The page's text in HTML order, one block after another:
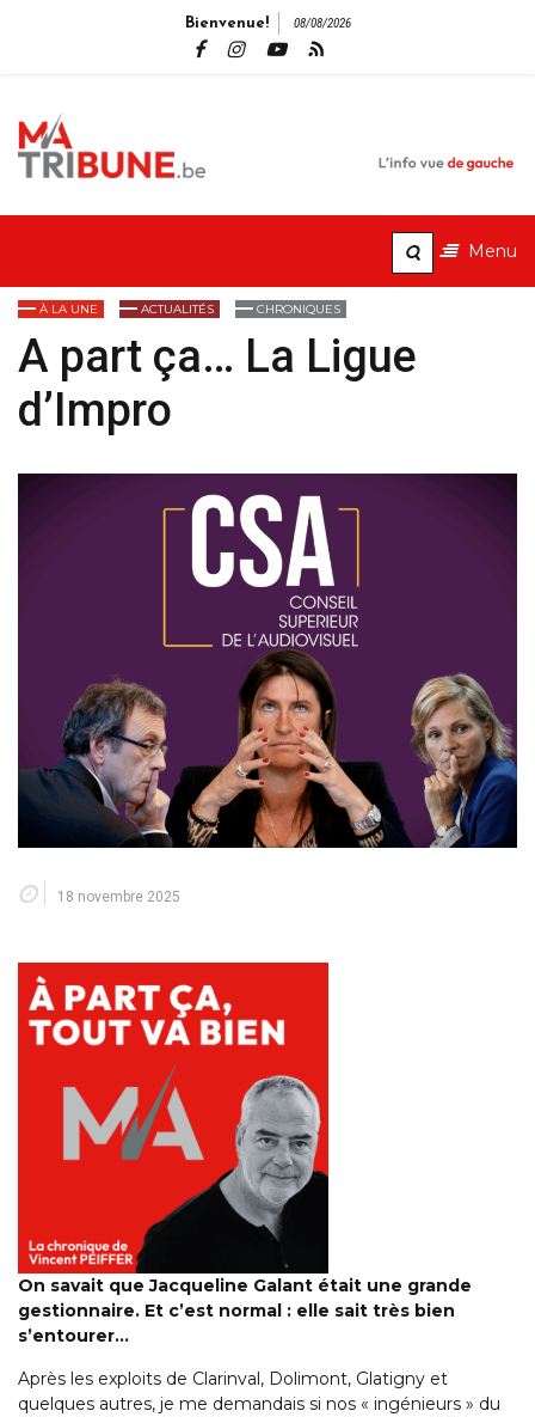
Bienvenue! 08/08/2026
Menu
À LA UNE ACTUALITÉS CHRONIQUES
A part ça… La Ligue
d’Impro
18 novembre 2025
On savait que Jacqueline Galant était une grande
gestionnaire. Et c’est normal : elle sait très bien
s’entourer…
Après les exploits de Clarinval, Dolimont, Glatigny et
quelques autres, je me demandais si nos « ingénieurs » du